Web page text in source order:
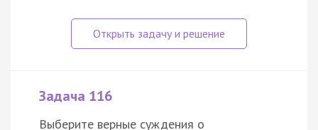
Задача 116
Выберите верные суждения о